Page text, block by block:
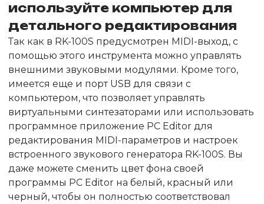
используйте компьютер для
детального редактирования
Так как в RK-100S предусмотрен MIDI-выход, с
помощью этого инструмента можно управлять
внешними звуковыми модулями. Кроме того,
имеется еще и порт USB для связи с
компьютером, что позволяет управлять
виртуальными синтезаторами или использовать
программное приложение PC Editor для
редактирования MIDI-параметров и настроек
встроенного звукового генератора RK-100S. Вы
даже можете сменить цвет фона своей
программы PC Editor на белый, красный или
черный, чтобы он полностью соответствовал